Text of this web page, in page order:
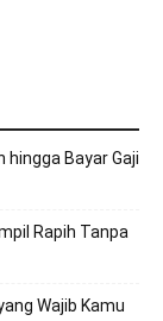
hingga Bayar Gaji
Rapih Tanpa
Wajib Kamu